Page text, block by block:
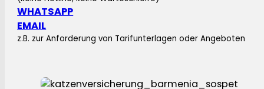
WHATSAPP
EMAIL
z.B. zur Anforderung von Tarifunterlagen oder Angeboten